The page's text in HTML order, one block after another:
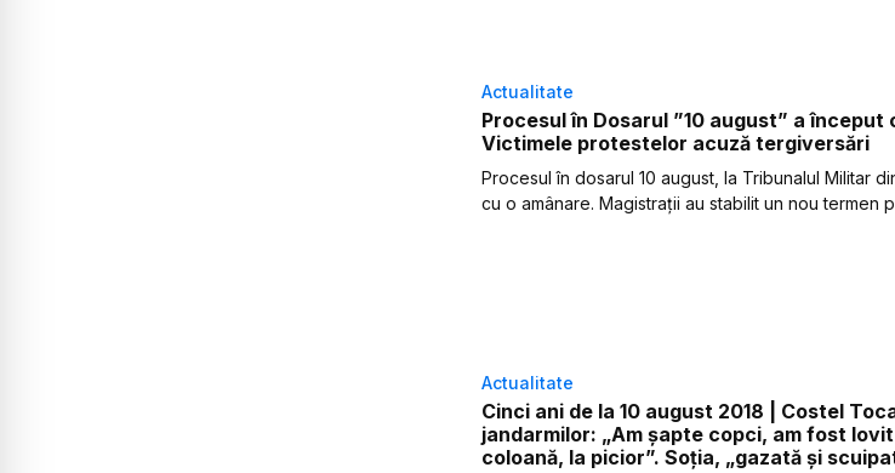
Actualitate
Procesul în Dosarul ”10 august” a început
Victimele protestelor acuză tergiversări
Procesul în dosarul 10 august, la Tribunalul Militar
cu o amânare. Magistrații au stabilit un nou termen
Actualitate
Cinci ani de la 10 august 2018 | Costel
jandarmilor: „Am șapte copci, am fost
coloană, la picior”. Soția, „gazată și